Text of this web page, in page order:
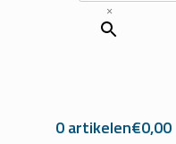
×
0 artikelen€0,00